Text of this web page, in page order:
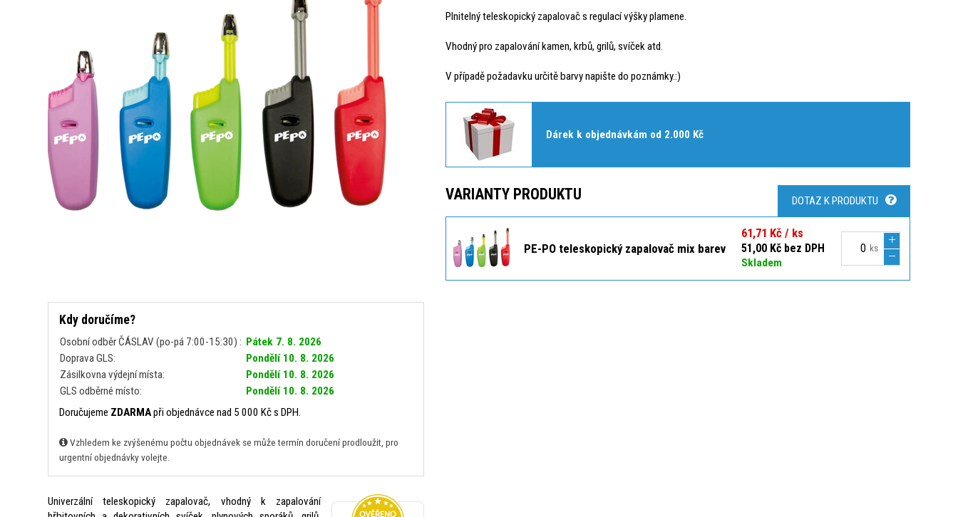
Kdy doručíme?
Osobní odběr ČÁSLAV (po-pá 7:00-15:30) : Pátek 7. 8. 2026
Doprava GLS:
Pondělí 10. 8. 2026
Zásilkovna výdejní místa:
Pondělí 10. 8. 2026
GLS odběrné místo:
Pondělí 10. 8. 2026
Doručujeme ZDARMApři objednávce nad 5 000 Kč s DPH.
Vzhledem ke zvýšenému počtu objednávek se může termín doručení prodloužit, pro
urgentní objednávky volejte.
Univerzální teleskopický zapalovač, vhodný k zapalování
Plnitelný teleskopický zapalovač s regulací výšky plamene.
Vhodný pro zapalování kamen, krbů, grilů, svíček atd.
V případě požadavku určitě barvy napište do poznámky.:)
Dárek k objednávkám od 2.000 Kč
VARIANTY PRODUKTU DOTAZ K PRODUKTU
PE-PO teleskopický zapalovač mix barev
61,71 Kč / ks
51,00 Kč bez DPH
Skladem
ks